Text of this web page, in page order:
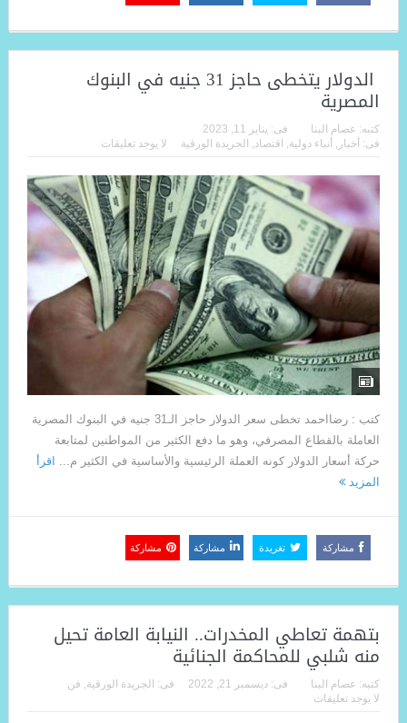
الدولار يتخطى حاجز 31 جنيه في البنوك
المصرية
كتبه: عصام البنا فى: يناير 11, 2023
فى: أخبار , أنباء دولية, اقتصاد, الجريدة الورقية لا يوجد تعليقات
كتب : رضااحمد تخطى سعر الدولار حاجز الـ31 جنيه في البنوك المصرية
العاملة بالقطاع المصرفي، وهو ما دفع الكثير من المواطنين لمتابعة
حركة أسعار الدولار كونه العملة الرئيسية والأساسية في الكثير م... اقرأ
المزيد
مشاركة تغريدة مشاركة مشاركة
بتهمة تعاطي المخدرات.. النيابة العامة تحيل
منه شلبي للمحاكمة الجنائية
كتبه: عصام البنا فى: ديسمبر 21, 2022 فى: الجريدة الورقية, فن
لا يوجد تعليقات